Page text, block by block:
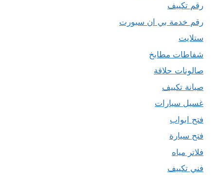
رقم تكييف
رقم خدمة بي ان سبورت
ستلايت
شفاطات مطابخ
صالونات حلاقة
صيانة تكييف
غسيل سيارات
فتح ابواب
فتح سيارة
فلاتر مياه
فني تكييف